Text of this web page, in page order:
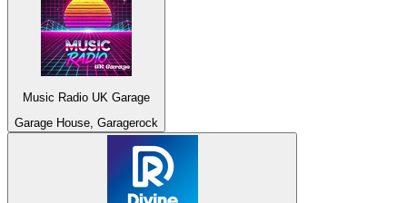
Music Radio UK Garage
Garage House, Garagerock